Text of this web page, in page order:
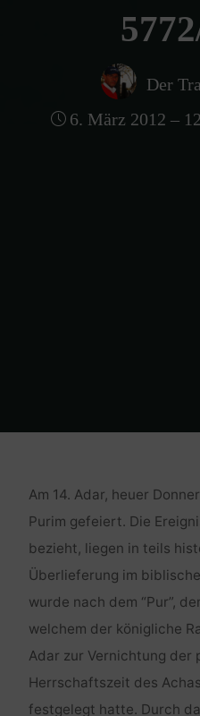
Der
6. März 2012 –
Am 14. Adar, heuer
Purim gefeiert. Die
bezieht, liegen in teils
Überlieferung im
wurde nach dem “Pur”,
welchem der königliche
Adar zur Vernichtung der
Herrschaftszeit des
festgelegt hatte. Durch